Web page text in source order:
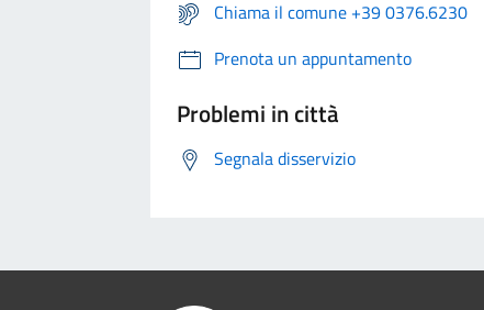
Chiama il comune +39 0376.6230
Prenota un appuntamento
Problemi in città
Segnala disservizio